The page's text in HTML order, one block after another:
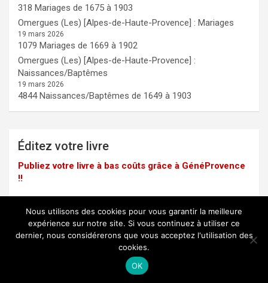
318 Mariages de 1675 à 1903
Omergues (Les) [Alpes-de-Haute-Provence] : Mariages
19 mars 2026
1079 Mariages de 1669 à 1902
Omergues (Les) [Alpes-de-Haute-Provence] :
Naissances/Baptêmes
19 mars 2026
4844 Naissances/Baptêmes de 1649 à 1903
Éditez votre livre
Publiez votre livre à bas coûts grâce à GénéProvence
!!
Mentions légales
Copyright © 2025 - GénéProvence
Nous utilisons des cookies pour vous garantir la meilleure
expérience sur notre site. Si vous continuez à utiliser ce
dernier, nous considérerons que vous acceptez l'utilisation des
cookies.
OK